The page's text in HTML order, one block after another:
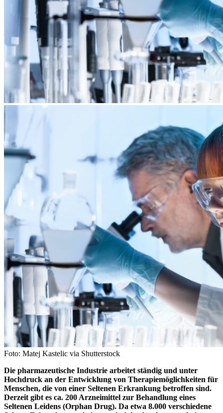
Foto: Matej Kastelic via Shutterstock
Die pharmazeutische Industrie arbeitet ständig und unter
Hochdruck an der Entwicklung von Therapiemöglichkeiten für
Menschen, die von einer Seltenen Erkrankung betroffen sind.
Derzeit gibt es ca. 200 Arzneimittel zur Behandlung eines
Seltenen Leidens (Orphan Drug). Da etwa 8.000 verschiedene